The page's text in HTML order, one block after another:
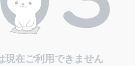
現在ご利用できません